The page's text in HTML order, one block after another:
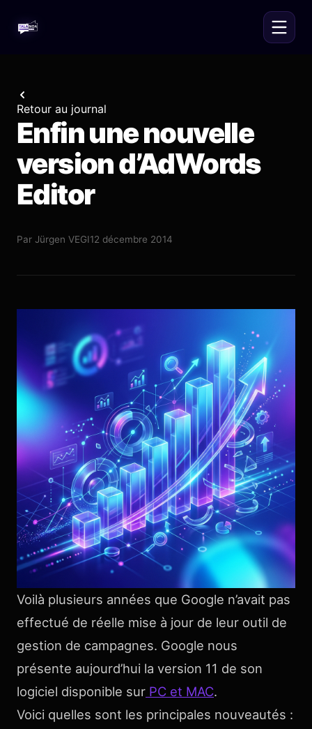
Retour au journal
Enfin une nouvelle
version d’AdWords
Editor
Par Jürgen VEGI12 décembre 2014
Voilà plusieurs années que Google n’avait pas
effectué de réelle mise à jour de leur outil de
gestion de campagnes. Google nous
présente aujourd’hui la version 11 de son
logiciel disponible sur PC et MAC.
Voici quelles sont les principales nouveautés :